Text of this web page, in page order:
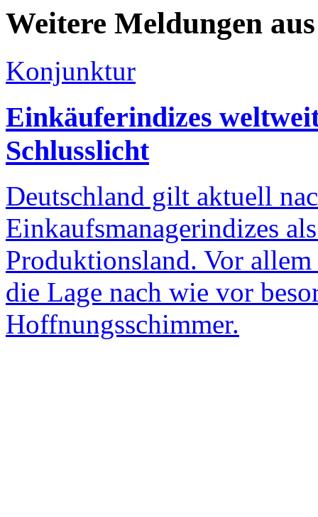
Weitere Meldungen
Konjunktur
Einkäuferindizes
Schlusslicht
Deutschland gilt aktuell
Einkaufsmanagerindizes
Produktionsland. Vor
die Lage nach wie vor
Hoffnungsschimmer.